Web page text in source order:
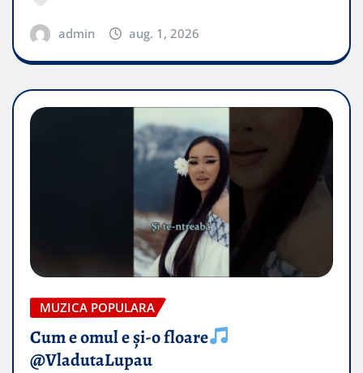
admin aug. 1, 2026
MUZICA POPULARA
Cum e omul e și-o floare
@VladutaLupau